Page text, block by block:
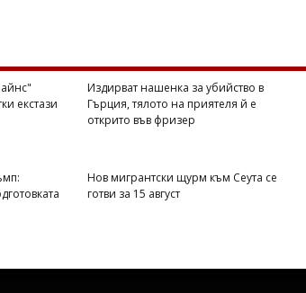
екстази
Издирват нашенка за убийство в
Гърция, тялото на приятеля й е
открито във фризер
Нов мигрантски щурм към Сеута се
готви за 15 август